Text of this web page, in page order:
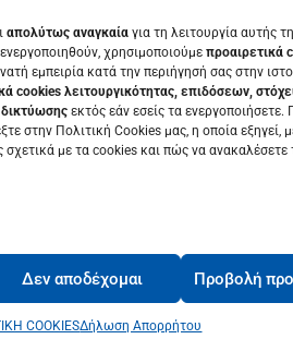
απολύτως αναγκαία για τη λειτουργία αυτής
χρησιμοποιούμε προαιρετικά
εμπειρία κατά την περιήγησή σας στην
cookies λειτουργικότητας, επιδόσεων,
εκτός εάν εσείς τα ενεργοποιήσετε.
στην Πολιτική Cookies μας, η οποία εξηγεί,
σχετικά με τα cookies και πώς να ανακαλέσετε
Δεν αποδέχομαι Προβολή
COOKIESΔήλωση Απορρήτου
Πατρών• Πανεπιστήμιο Πατρών